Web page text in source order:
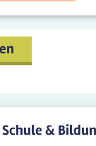
Schule &